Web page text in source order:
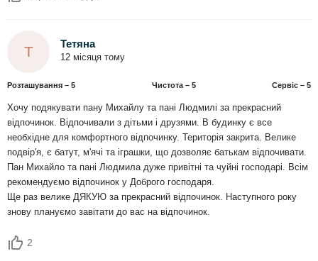
Т Тетяна
12 місяця тому
Розташування – 5 Чистота – 5 Сервіс – 5
Хочу подякувати пану Михайлу та пані Людмилі за прекрасний
відпочинок. Відпочивали з дітьми і друзями. В будинку є все
необхідне для комфортного відпочинку. Територія закрита. Велике
подвір'я, є батут, м'ячі та іграшки, що дозволяє батькам відпочивати.
Пан Михайло та пані Людмила дуже привітні та чуйні господарі. Всім
рекомендуємо відпочинок у Доброго господаря.
Ще раз велике ДЯКУЮ за прекрасний відпочинок. Наступного року
знову плануємо завітати до вас на відпочинок.
2